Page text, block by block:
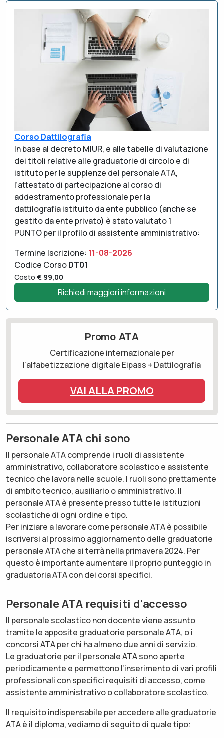
Corso Dattilografia
In base al decreto MIUR, e alle tabelle di valutazione
dei titoli relative alle graduatorie di circolo e di
istituto per le supplenze del personale ATA,
l’attestato di partecipazione al corso di
addestramento professionale per la
dattilografia istituito da ente pubblico (anche se
gestito da ente privato) è stato valutato 1
PUNTO per il profilo di assistente amministrativo:
Termine Iscrizione: 11-08-2026
Codice CorsoDT01
Costo € 99,00
Richiedi maggiori informazioni
Promo ATA
Certificazione internazionale per
l'alfabetizzazione digitale Eipass + Dattilografia
VAI ALLA PROMO
Personale ATA chi sono
Il personale ATA comprende i ruoli di assistente
amministrativo, collaboratore scolastico e assistente
tecnico che lavora nelle scuole. I ruoli sono prettamente
di ambito tecnico, ausiliario o amministrativo. Il
personale ATA è presente presso tutte le istituzioni
scolastiche di ogni ordine e tipo.
Per iniziare a lavorare come personale ATA è possibile
iscriversi al prossimo aggiornamento delle graduatorie
personale ATA che si terrà nella primavera 2024. Per
questo è importante aumentare il proprio punteggio in
graduatoria ATA con dei corsi specifici.
Personale ATA requisiti d'accesso
Il personale scolastico non docente viene assunto
tramite le apposite graduatorie personale ATA, o i
concorsi ATA per chi ha almeno due anni di servizio.
Le graduatorie per il personale ATA sono aperte
periodicamente e permettono l’inserimento di vari profili
professionali con specifici requisiti di accesso, come
assistente amministrativo o collaboratore scolastico.
Il requisito indispensabile per accedere alle graduatorie
ATA è il diploma, vediamo di seguito di quale tipo: